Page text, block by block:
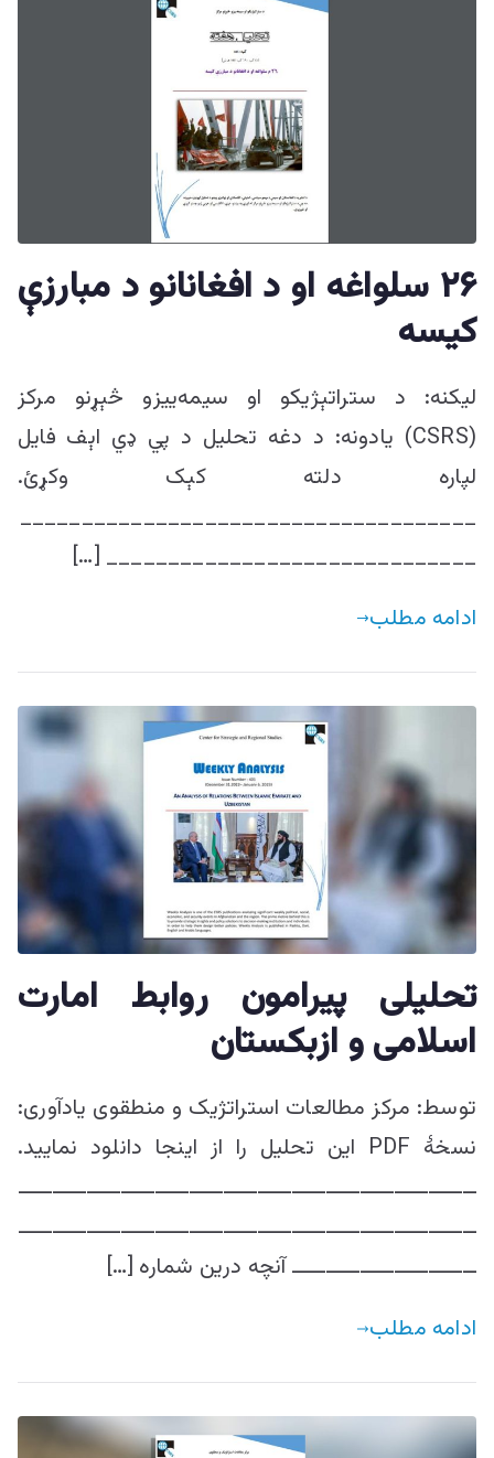
۲۶ سلواغه او د افغانانو د مبارزې
کیسه
لیکنه: د ستراتېژیکو او سیمه‌ییزو څېړنو مرکز
(CSRS) یادونه: د دغه تحلیل د پي ډي اېف فایل
لپاره دلته کېک وکړئ.
_____________________________________
______________________________ […]
ادامه مطلب
تحلیلی پیرامون روابط امارت
اسلامی و ازبکستان
توسط: مرکز مطالعات استراتژيک و منطقوی یادآوری:
نسخۀ PDF این تحلیل را از اینجا دانلود نمایید.
ـــــــــــــــــــــــــــــــــــــــــــــــــــــــــــــــــــ
ـــــــــــــــــــــــــــــــــــــــــــــــــــــــــــــــــــ
ـــــــــــــــــــــــــــ آنچه درین شماره […]
ادامه مطلب